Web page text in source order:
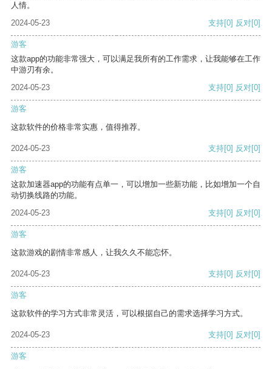
人情。
2024-05-23
支持[0] 反对[0]
游客
这款app的功能非常强大，可以满足我所有的工作需求，让我能够在工作
中游刃有余。
2024-05-23
支持[0] 反对[0]
游客
这款软件的价格非常实惠，值得推荐。
2024-05-23 支持[0] 反对[0]
游客
这款加速器app的功能有点单一，可以增加一些新功能，比如增加一个自
动切换线路的功能。
2024-05-23
支持[0] 反对[0]
游客
这款游戏的剧情非常感人，让我久久不能忘怀。
2024-05-23 支持[0] 反对[0]
游客
这款软件的学习方式非常灵活，可以根据自己的需求选择学习方式。
2024-05-23 支持[0] 反对[0]
游客